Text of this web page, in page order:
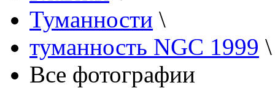
Туманности \
туманность NGC 1999
Все фотографии